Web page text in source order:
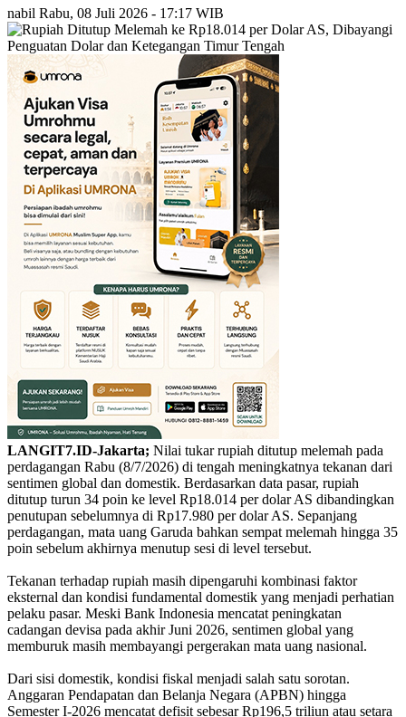
nabil Rabu, 08 Juli 2026 - 17:17 WIB
LANGIT7.ID-Jakarta; Nilai tukar rupiah ditutup melemah pada
perdagangan Rabu (8/7/2026) di tengah meningkatnya tekanan dari
sentimen global dan domestik. Berdasarkan data pasar, rupiah
ditutup turun 34 poin ke level Rp18.014 per dolar AS dibandingkan
penutupan sebelumnya di Rp17.980 per dolar AS. Sepanjang
perdagangan, mata uang Garuda bahkan sempat melemah hingga 35
poin sebelum akhirnya menutup sesi di level tersebut.
Tekanan terhadap rupiah masih dipengaruhi kombinasi faktor
eksternal dan kondisi fundamental domestik yang menjadi perhatian
pelaku pasar. Meski Bank Indonesia mencatat peningkatan
cadangan devisa pada akhir Juni 2026, sentimen global yang
memburuk masih membayangi pergerakan mata uang nasional.
Dari sisi domestik, kondisi fiskal menjadi salah satu sorotan.
Anggaran Pendapatan dan Belanja Negara (APBN) hingga
Semester I-2026 mencatat defisit sebesar Rp196,5 triliun atau setara